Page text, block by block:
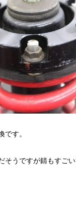
です。
そうですが錆もすごい